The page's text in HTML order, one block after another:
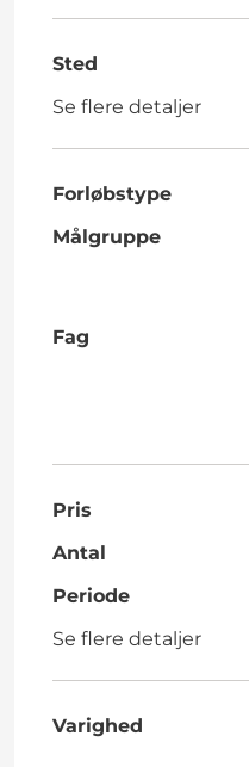
Sted
Se flere detaljer
Forløbstype
Målgruppe
Fag
Pris
Antal
Periode
Se flere detaljer
Varighed